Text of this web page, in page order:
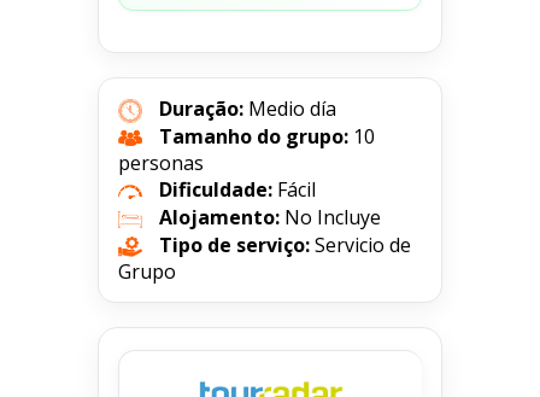
Duração: Medio día
Tamanho do grupo: 10
personas
Dificuldade: Fácil
Alojamento: No Incluye
Tipo de serviço:Servicio de
Grupo